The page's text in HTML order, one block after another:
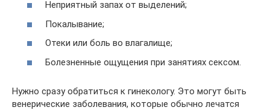
Неприятный запах от выделений;
Покалывание;
Отеки или боль во влагалище;
Болезненные ощущения при занятиях сексом.
Нужно сразу обратиться к гинекологу. Это могут быть
венерические заболевания, которые обычно лечатся